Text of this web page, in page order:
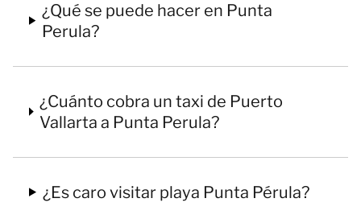
¿Qué se puede hacer en Punta
Perula?
¿Cuánto cobra un taxi de Puerto
Vallarta a Punta Perula?
¿Es caro visitar playa Punta Pérula?